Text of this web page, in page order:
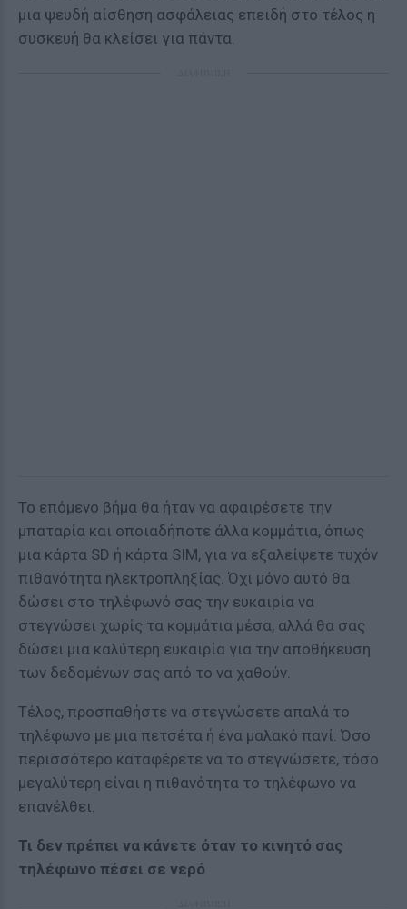
μια ψευδή αίσθηση ασφάλειας επειδή στο τέλος η
συσκευή θα κλείσει για πάντα.
Το επόμενο βήμα θα ήταν να αφαιρέσετε την
μπαταρία και οποιαδήποτε άλλα κομμάτια, όπως
μια κάρτα SD ή κάρτα SIM, για να εξαλείψετε τυχόν
πιθανότητα ηλεκτροπληξίας. Όχι μόνο αυτό θα
δώσει στο τηλέφωνό σας την ευκαιρία να
στεγνώσει χωρίς τα κομμάτια μέσα, αλλά θα σας
δώσει μια καλύτερη ευκαιρία για την αποθήκευση
των δεδομένων σας από το να χαθούν.
Τέλος, προσπαθήστε να στεγνώσετε απαλά το
τηλέφωνο με μια πετσέτα ή ένα μαλακό πανί. Όσο
περισσότερο καταφέρετε να το στεγνώσετε, τόσο
μεγαλύτερη είναι η πιθανότητα το τηλέφωνο να
επανέλθει.
Τι δεν πρέπει να κάνετε όταν το κινητό σας
τηλέφωνο πέσει σε νερό